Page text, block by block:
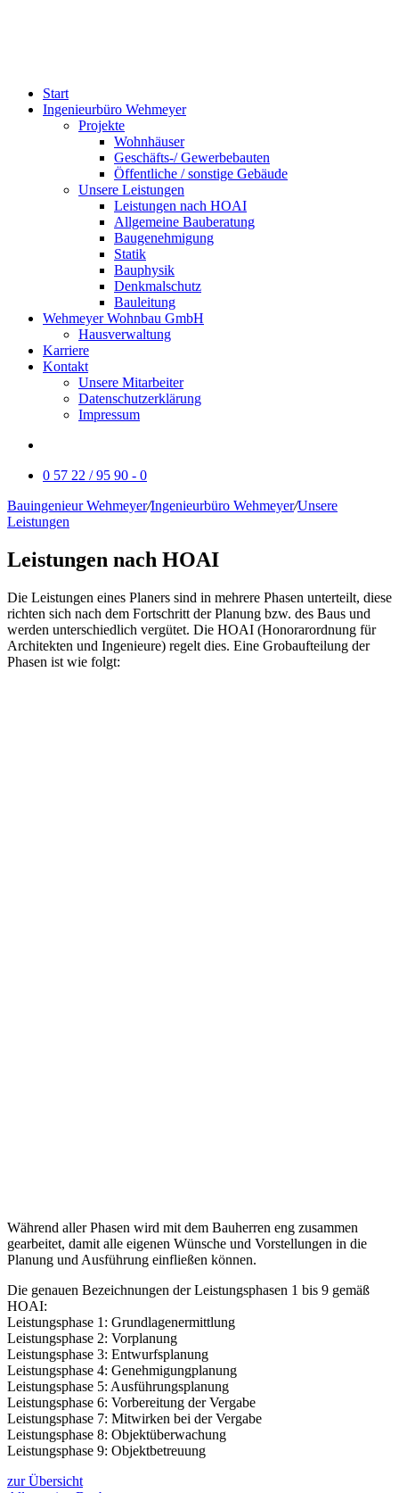
Start
Ingenieurbüro Wehmeyer
Projekte
Wohnhäuser
Geschäfts-/ Gewerbebauten
Öffentliche / sonstige Gebäude
Unsere Leistungen
Leistungen nach HOAI
Allgemeine Bauberatung
Baugenehmigung
Statik
Bauphysik
Denkmalschutz
Bauleitung
Wehmeyer Wohnbau GmbH
Hausverwaltung
Karriere
Kontakt
Unsere Mitarbeiter
Datenschutzerklärung
Impressum
0 57 22 / 95 90 - 0
Bauingenieur Wehmeyer/Ingenieurbüro Wehmeyer/Unsere
Leistungen
Leistungen nach HOAI
Die Leistungen eines Planers sind in mehrere Phasen unterteilt, diese
richten sich nach dem Fortschritt der Planung bzw. des Baus und
werden unterschiedlich vergütet. Die HOAI (Honorarordnung für
Architekten und Ingenieure) regelt dies. Eine Grobaufteilung der
Phasen ist wie folgt:
Während aller Phasen wird mit dem Bauherren eng zusammen
gearbeitet, damit alle eigenen Wünsche und Vorstellungen in die
Planung und Ausführung einfließen können.
Die genauen Bezeichnungen der Leistungsphasen 1 bis 9 gemäß
HOAI:
Leistungsphase 1: Grundlagenermittlung
Leistungsphase 2: Vorplanung
Leistungsphase 3: Entwurfsplanung
Leistungsphase 4: Genehmigungplanung
Leistungsphase 5: Ausführungsplanung
Leistungsphase 6: Vorbereitung der Vergabe
Leistungsphase 7: Mitwirken bei der Vergabe
Leistungsphase 8: Objektüberwachung
Leistungsphase 9: Objektbetreuung
zur Übersicht